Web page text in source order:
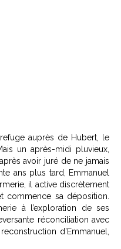
auprès de Hubert, le
un après-midi pluvieux,
avoir juré de ne jamais
ans plus tard, Emmanuel
il active discrètement
commence sa déposition.
à l’exploration de ses
réconciliation avec
d’Emmanuel,